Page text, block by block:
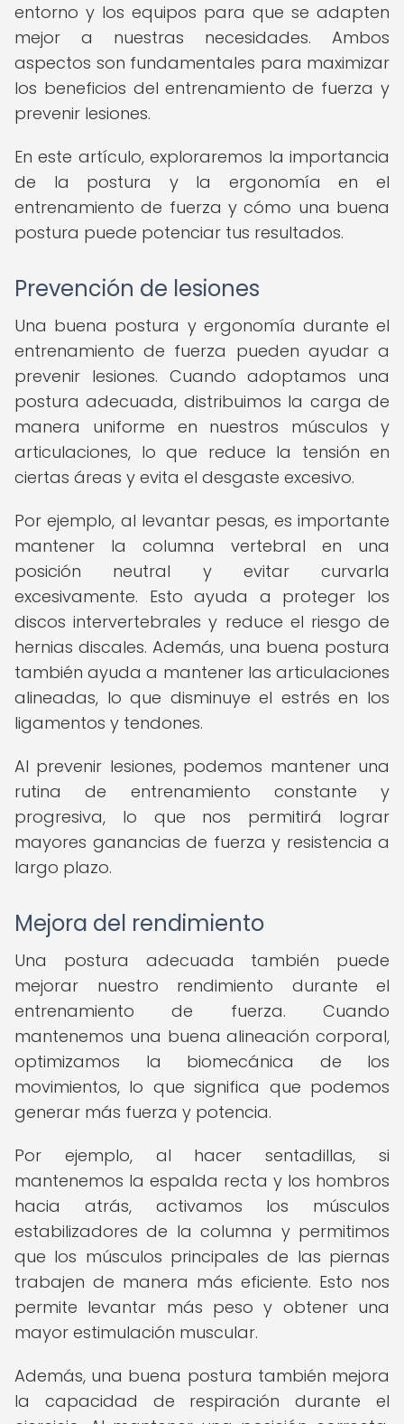
entorno y los equipos para que se adapten
mejor a nuestras necesidades. Ambos
aspectos son fundamentales para maximizar
los beneficios del entrenamiento de fuerza y
prevenir lesiones.
En este artículo, exploraremos la importancia
de la postura y la ergonomía en el
entrenamiento de fuerza y cómo una buena
postura puede potenciar tus resultados.
Prevención de lesiones
Una buena postura y ergonomía durante el
entrenamiento de fuerza pueden ayudar a
prevenir lesiones. Cuando adoptamos una
postura adecuada, distribuimos la carga de
manera uniforme en nuestros músculos y
articulaciones, lo que reduce la tensión en
ciertas áreas y evita el desgaste excesivo.
Por ejemplo, al levantar pesas, es importante
mantener la columna vertebral en una
posición neutral y evitar curvarla
excesivamente. Esto ayuda a proteger los
discos intervertebrales y reduce el riesgo de
hernias discales. Además, una buena postura
también ayuda a mantener las articulaciones
alineadas, lo que disminuye el estrés en los
ligamentos y tendones.
Al prevenir lesiones, podemos mantener una
rutina de entrenamiento constante y
progresiva, lo que nos permitirá lograr
mayores ganancias de fuerza y resistencia a
largo plazo.
Mejora del rendimiento
Una postura adecuada también puede
mejorar nuestro rendimiento durante el
entrenamiento de fuerza. Cuando
mantenemos una buena alineación corporal,
optimizamos la biomecánica de los
movimientos, lo que significa que podemos
generar más fuerza y potencia.
Por ejemplo, al hacer sentadillas, si
mantenemos la espalda recta y los hombros
hacia atrás, activamos los músculos
estabilizadores de la columna y permitimos
que los músculos principales de las piernas
trabajen de manera más eficiente. Esto nos
permite levantar más peso y obtener una
mayor estimulación muscular.
Además, una buena postura también mejora
la capacidad de respiración durante el